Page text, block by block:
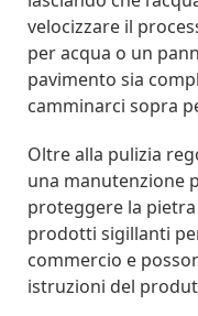
velocizzare il
per acqua o un
pavimento sia
camminarci sopra
Oltre alla pulizia
una manutenzione
proteggere la
prodotti sigillanti
commercio e
istruzioni del